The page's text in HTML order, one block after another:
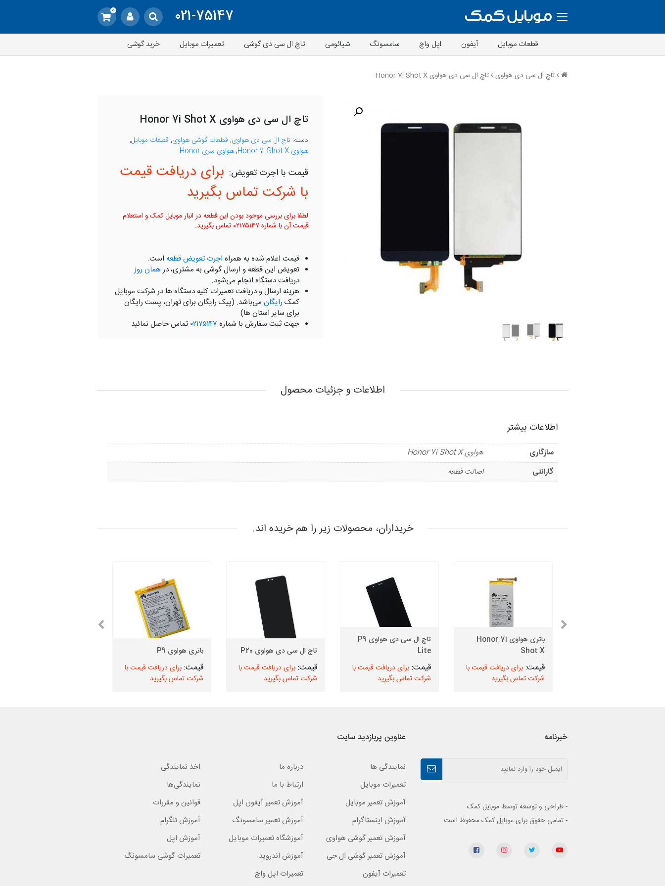
021-75147
0
قطعات موبایل آیفون اپل واچ سامسونگ شیائومی تاچ ال سی دی گوشی تعمیرات موبایل خرید گوشی
تاچ ال سی دی هواوی تاچ ال سی دی هواوی Honor 7i Shot X
تاچ ال سی دی هواوی Honor 7i Shot X
دسته: تاچ ال سی دی هواوی, قطعات گوشی هواوی, قطعات موبایل,
هواوی Honor 7i Shot X
,هواوی سری Honor
برای دریافت قیمت
با شرکت تماس بگیرید
لطفا برای بررسی موجود بودن این قطعه در انبار موبایل کمک و استعلام
قیمت آن با شماره ۰۲۱۷۵۱۴۷ تماس بگیرید.
قیمت اعلام شده به همراه اجرت تعویض قطعه است.
تعویض این قطعه و ارسال گوشی به مشتری، درهمان روز
دریافت دستگاه انجام می‌شود.
هزینه ارسال و دریافت تعمیرات کلیه دستگاه ها در شرکت موبایل
کمک رایگان می‌باشد. (پیک رایگان برای تهران، پست رایگان
برای سایر استان ها)
جهت ثبت سفارش با شماره ۰۲۱۷۵۱۴۷ تماس حاصل نمائید.
اطلاعات و جزئیات محصول
اطلاعات بیشتر
سازگاری
هواوی Honor 7i Shot X
گارانتی
اصالت قطعه
خریداران، محصولات زیر را هم خریده اند.
باتری هواوی Honor 7i
Shot X
برای دریافت قیمت با
شرکت تماس بگیرید
تاچ ال سی دی هواوی P9
Lite
برای دریافت قیمت با
شرکت تماس بگیرید
تاچ ال سی دی هواوی P20
برای دریافت قیمت با
شرکت تماس بگیرید
باتری هواوی P9
برای دریافت قیمت با
شرکت تماس بگیرید
خبرنامه
- طراحی و توسعه توسط موبایل کمک
- تمامی حقوق برای موبایل کمک محفوظ است
عناوین پربازدید سایت
نمایندگی ها درباره ما
اخذ نمایندگی
تعمیرات موبایل
ارتباط با ما
نمایندگی‌ها
آموزش تعمیر موبایل
آموزش تعمیر آیفون اپل
قوانین و مقررات
آموزش اینستاگرام
آموزش تعمیر سامسونگ
آموزش تلگرام
آموزش تعمیر گوشی هواوی
آموزشگاه تعمیرات موبایل
آموزش اپل
آموزش تعمیر گوشی ال جی
آموزش اندروید
تعمیرات گوشی سامسونگ
تعمیرات آیفون
تعمیرات اپل واچ